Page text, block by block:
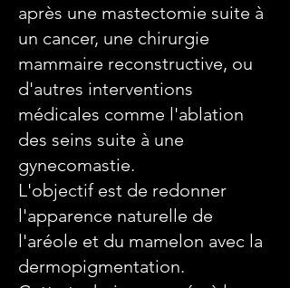
après une mastectomie suite à
un cancer, une chirurgie
mammaire reconstructive, ou
d'autres interventions
médicales comme l'ablation
des seins suite à une
gynecomastie.
L'objectif est de redonner
l'apparence naturelle de
l'aréole et du mamelon avec la
dermopigmentation.